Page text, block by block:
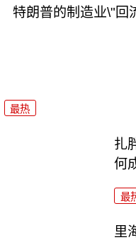
特朗普的制造业\"回
最热
扎
何
最
里